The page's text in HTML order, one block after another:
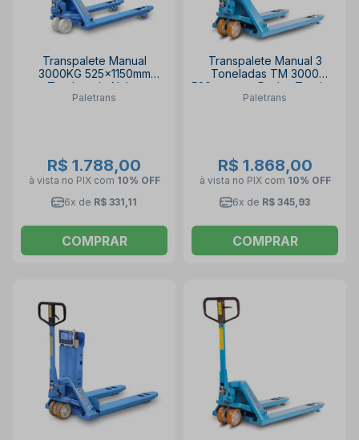
Transpalete Manual
3000KG 525x1150mm
Tandem de Nylon
TM3000/TN PALETRANS
Paletrans
R$ 1.788,00
à vista no PIX com 10% OFF
6x de R$ 331,11
COMPRAR
Transpalete Manual 3
Toneladas TM 3000
530mm com Rodas Tandem
de Poliuretano TM3000 TP
Paletrans
R$ 1.868,00
à vista no PIX com 10% OFF
6x de R$ 345,93
COMPRAR